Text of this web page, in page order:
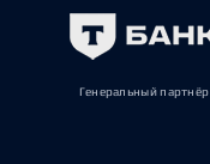
Генеральный партнёр